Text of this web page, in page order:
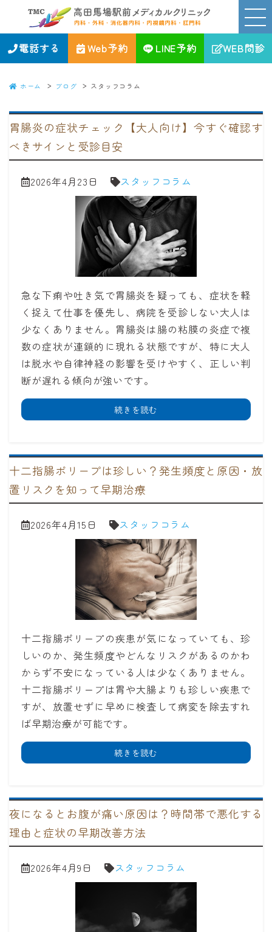
電話する Web予約 LINE予約 WEB問診
スタッフコラム｜高田馬場駅前メディカルクリニック｜新宿区の消化
器、内視鏡、内科・外科・肛門科
ホーム ブログ スタッフコラム
胃腸炎の症状チェック【大人向け】今すぐ確認す
べきサインと受診目安
2026年4月23日 スタッフコラム
急な下痢や吐き気で胃腸炎を疑っても、症状を軽
く捉えて仕事を優先し、病院を受診しない大人は
少なくありません。胃腸炎は腸の粘膜の炎症で複
数の症状が連鎖的に現れる状態ですが、特に大人
は脱水や自律神経の影響を受けやすく、正しい判
断が遅れる傾向が強いです。
続きを読む
十二指腸ポリープは珍しい？発生頻度と原因・放
置リスクを知って早期治療
2026年4月15日 スタッフコラム
十二指腸ポリープの疾患が気になっていても、珍
しいのか、発生頻度やどんなリスクがあるのかわ
からず不安になっている人は少なくありません。
十二指腸ポリープは胃や大腸よりも珍しい疾患で
すが、放置せずに早めに検査して病変を除去すれ
ば早期治療が可能です。
続きを読む
夜になるとお腹が痛い原因は？時間帯で悪化する
理由と症状の早期改善方法
2026年4月9日 スタッフコラム